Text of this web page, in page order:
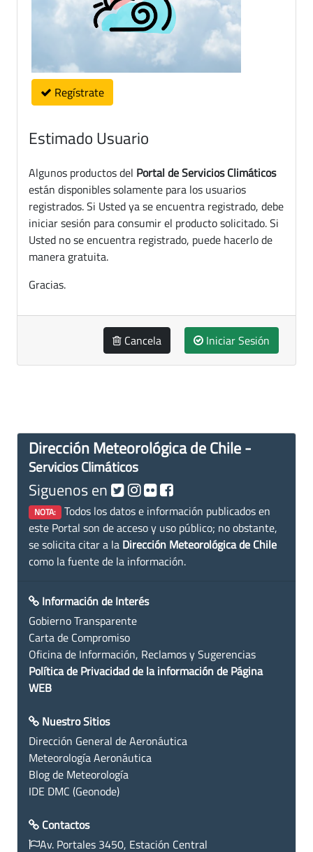
Regístrate
Estimado Usuario
Algunos productos del Portal de Servicios Climáticos
están disponibles solamente para los usuarios
registrados. Si Usted ya se encuentra registrado, debe
iniciar sesión para consumir el producto solicitado. Si
Usted no se encuentra registrado, puede hacerlo de
manera gratuita.
Gracias.
Cancela Iniciar Sesión
Dirección Meteorológica de Chile -
Servicios Climáticos
Siguenos en
NOTA: Todos los datos e información publicados en
este Portal son de acceso y uso público; no obstante,
se solicita citar a la Dirección Meteorológica de Chile
como la fuente de la información.
Información de Interés
Gobierno Transparente
Carta de Compromiso
Oficina de Información, Reclamos y Sugerencias
Política de Privacidad de la información de Página
WEB
Nuestro Sitios
Dirección General de Aeronáutica
Meteorología Aeronáutica
Blog de Meteorología
IDE DMC (Geonode)
Contactos
Av. Portales 3450, Estación Central